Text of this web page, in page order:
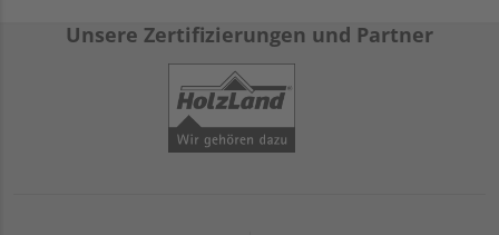
Unsere Zertifizierungen und Partner